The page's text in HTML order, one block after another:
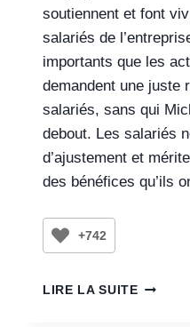
soutiennent et font
salariés de
importants que les
demandent une juste
salariés, sans qui
debout. Les salariés
d’ajustement et
des bénéfices qu’ils
+742
LIRE LA SUITE